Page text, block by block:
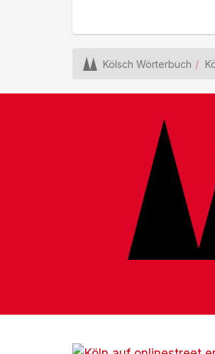
Kölsch Wörterbuch